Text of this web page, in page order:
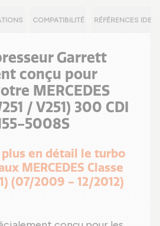
COMPATIBILITÉ RÉFÉRENCES
Garrett
conçu pour
MERCEDES
/ V251) 300 CDI
5008S
plus en détail le turbo
MERCEDES Classe
(07/2009 - 12/2012)